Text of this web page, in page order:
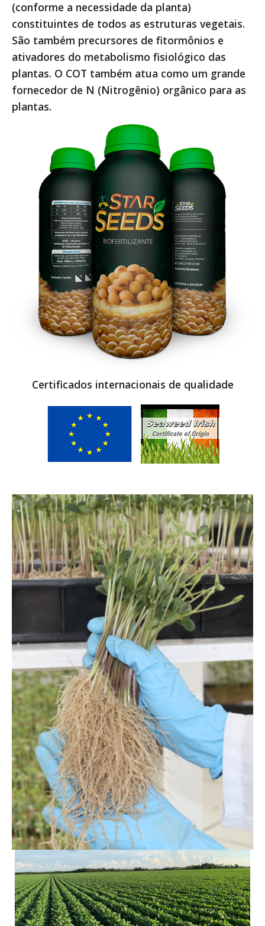
(conforme a necessidade da planta)
constituintes de todos as estruturas vegetais.
São também precursores de fitormônios e
ativadores do metabolismo fisiológico das
plantas. O COT também atua como um grande
fornecedor de N (Nitrogênio) orgânico para as
plantas.
Certificados internacionais de qualidade